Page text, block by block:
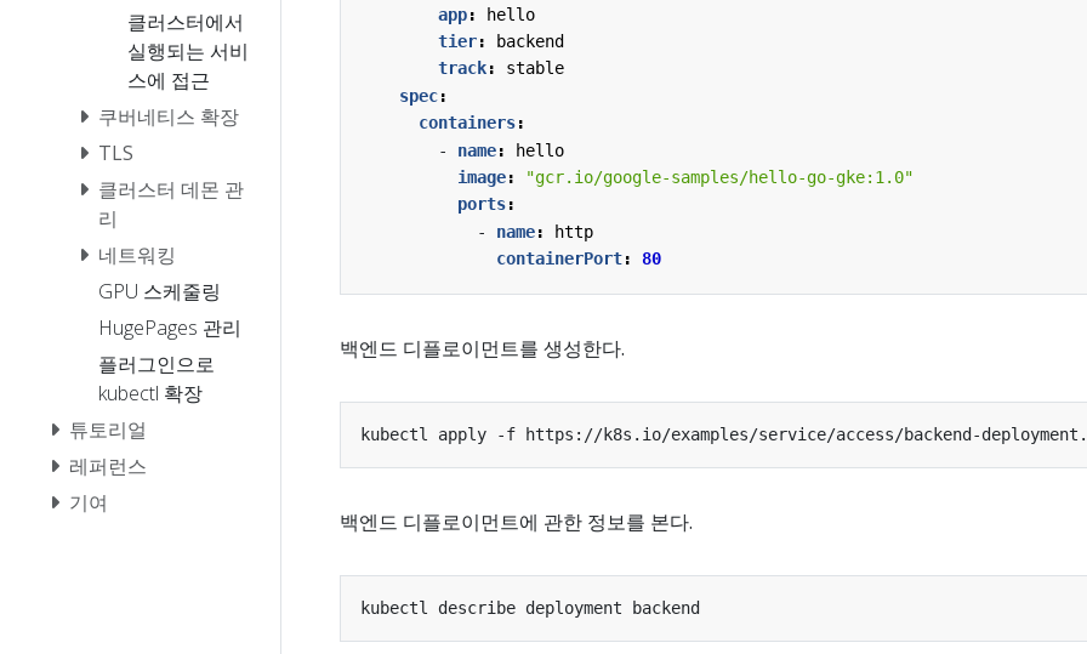
클러스터에서
실행되는 서비
스에 접근
쿠버네티스 확장
TLS
클러스터 데몬 관
리
네트워킹
GPU 스케줄링
HugePages 관리
플러그인으로
kubectl 확장
튜토리얼
레퍼런스
기여
app:
hello
tier:
backend
track:
stable
spec:
containers:
- name:
hello
image:
"gcr.io/google-samples/hello-go-gke:1.0"
ports:
- name:
http
containerPort: 80
백엔드 디플로이먼트를 생성한다.
백엔드 디플로이먼트에 관한 정보를 본다.